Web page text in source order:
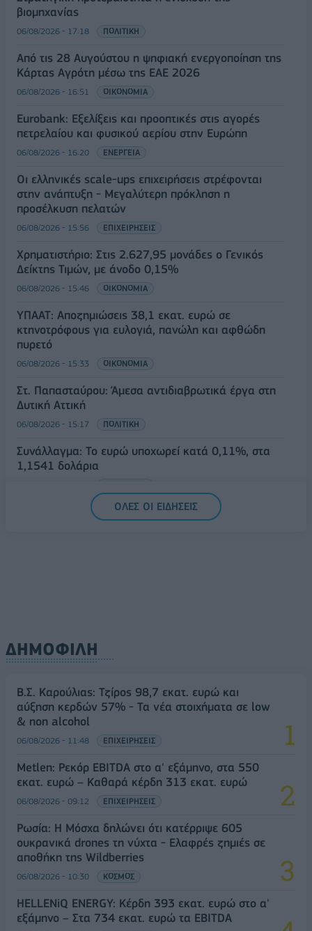
βιομηχανίας
06/08/2026 - 17:18 ΠΟΛΙΤΙΚΗ
Από τις 28 Αυγούστου η ψηφιακή ενεργοποίηση της
Κάρτας Αγρότη μέσω της ΕΑΕ 2026
06/08/2026 - 16:51 ΟΙΚΟΝΟΜΙΑ
Eurobank: Εξελίξεις και προοπτικές στις αγορές
πετρελαίου και φυσικού αερίου στην Ευρώπη
06/08/2026 - 16:20 ΕΝΕΡΓΕΙΑ
Οι ελληνικές scale-ups επιχειρήσεις στρέφονται
στην ανάπτυξη - Μεγαλύτερη πρόκληση η
προσέλκυση πελατών
06/08/2026 - 15:56 ΕΠΙΧΕΙΡΗΣΕΙΣ
Χρηματιστήριο: Στις 2.627,95 μονάδες ο Γενικός
Δείκτης Τιμών, με άνοδο 0,15%
06/08/2026 - 15:46 ΟΙΚΟΝΟΜΙΑ
ΥΠΑΑΤ: Αποζημιώσεις 38,1 εκατ. ευρώ σε
κτηνοτρόφους για ευλογιά, πανώλη και αφθώδη
πυρετό
06/08/2026 - 15:33 ΟΙΚΟΝΟΜΙΑ
Στ. Παπασταύρου: Άμεσα αντιδιαβρωτικά έργα στη
Δυτική Αττική
06/08/2026 - 15:17 ΠΟΛΙΤΙΚΗ
Συνάλλαγμα: Το ευρώ υποχωρεί κατά 0,11%, στα
1,1541 δολάρια
ΟΛΕΣ ΟΙ ΕΙΔΗΣΕΙΣ
ΔΗΜΟΦΙΛΗ
Β.Σ. Καρούλιας: Τζίρος 98,7 εκατ. ευρώ και
αύξηση κερδών 57% - Τα νέα στοιχήματα σε low
& non alcohol
06/08/2026 - 11:48 ΕΠΙΧΕΙΡΗΣΕΙΣ
Metlen: Ρεκόρ EBITDA στο α' εξάμηνο, στα 550
εκατ. ευρώ – Καθαρά κέρδη 313 εκατ. ευρώ
06/08/2026 - 09:12 ΕΠΙΧΕΙΡΗΣΕΙΣ
Ρωσία: Η Μόσχα δηλώνει ότι κατέρριψε 605
ουκρανικά drones τη νύχτα - Ελαφρές ζημιές σε
αποθήκη της Wildberries
06/08/2026 - 10:30 ΚΟΣΜΟΣ
HELLENiQ ENERGY: Κέρδη 393 εκατ. ευρώ στο α'
εξάμηνο – Στα 734 εκατ. ευρώ τα EBITDA